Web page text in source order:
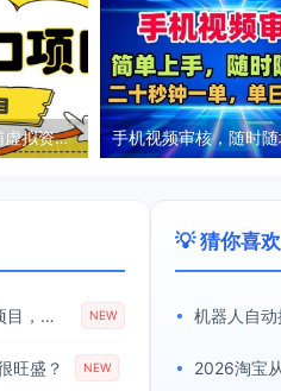
开学季风口项目，教辅虚拟资料，长期且收入稳定的项目，零门槛轻松月入20000+
全网最稳收益最高的AI智能广告挂G项目，日入400+，真正的躺賺项目【揭秘】 NEW
旺盛？ NEW
💡 猜你喜欢
•
•